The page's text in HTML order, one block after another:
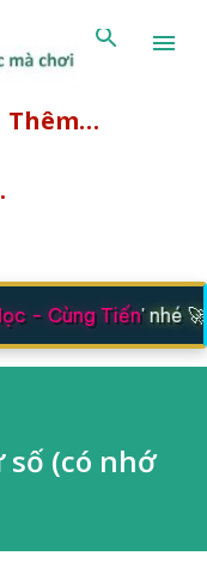
Thêm…
- Cùng Tiến' nhé 🚀
số (có nhớ